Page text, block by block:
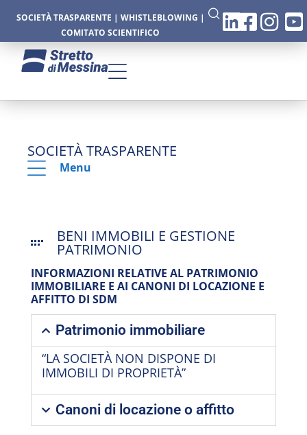
SOCIETÀ TRASPARENTE | WHISTLEBLOWING |
COMITATO SCIENTIFICO
SOCIETÀ TRASPARENTE
Menu
BENI IMMOBILI E GESTIONE
PATRIMONIO
INFORMAZIONI RELATIVE AL PATRIMONIO
IMMOBILIARE E AI CANONI DI LOCAZIONE E
AFFITTO DI SDM
Patrimonio immobiliare
“LA SOCIETÀ NON DISPONE DI
IMMOBILI DI PROPRIETÀ”
Canoni di locazione o affitto